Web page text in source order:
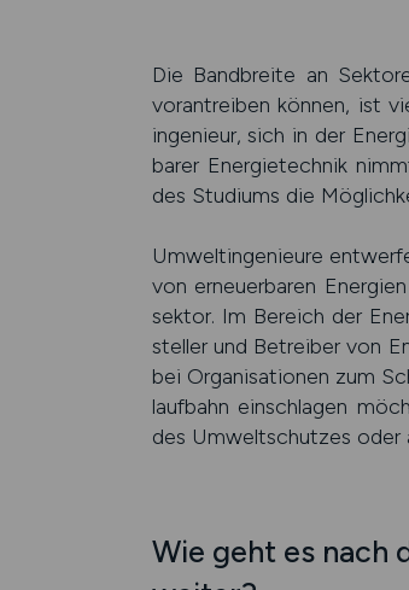
Die Bandbreite an
voran­treiben können, ist
ingenieur, sich in der
barer Energie­technik
des Studiums die
Umwelt­ingenieure
von erneuer­baren
sektor. Im Bereich der
steller und Betrei­ber von
bei Organisa­tionen zum
lauf­bahn ein­schlagen
des Umwelt­schutzes oder
Wie geht es nach